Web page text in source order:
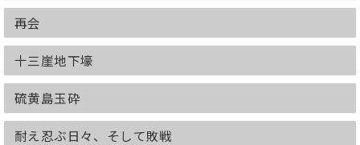
（※本書は2019/01/23に鬼灯書籍より刊
再会
十三崖地下壕
硫黄島玉砕
耐え忍ぶ日々、そして敗戦